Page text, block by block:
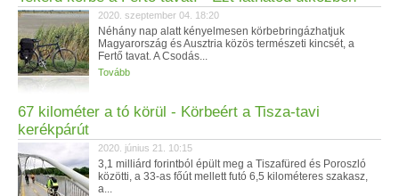
2020. szeptember 04. 18:20
Néhány nap alatt kényelmesen körbebringázhatjuk
Magyarország és Ausztria közös természeti kincsét, a
Fertő tavat. A Csodás...
Tovább
67 kilométer a tó körül - Körbeért a Tisza-tavi
kerékpárút
2020. június 21. 10:15
3,1 milliárd forintból épült meg a Tiszafüred és Poroszló
közötti, a 33-as főút mellett futó 6,5 kilométeres szakasz,
a...